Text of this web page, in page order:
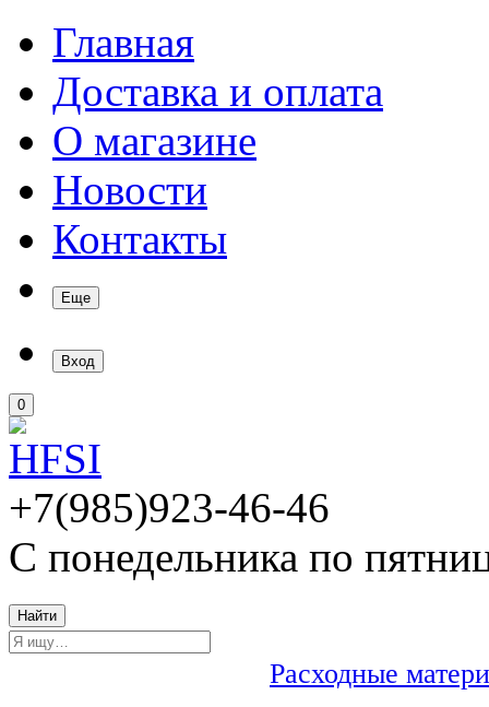
Главная
Доставка и оплата
О магазине
Новости
Контакты
Еще
Вход
0
+7(985)923-46-46
С понедельника по
Найти
Расходные